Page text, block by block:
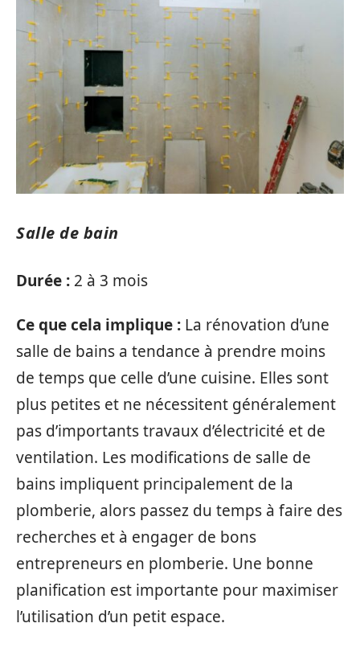
Salle de bain
Durée : 2 à 3 mois
Ce que cela implique : La rénovation d’une
salle de bains a tendance à prendre moins
de temps que celle d’une cuisine. Elles sont
plus petites et ne nécessitent généralement
pas d’importants travaux d’électricité et de
ventilation. Les modifications de salle de
bains impliquent principalement de la
plomberie, alors passez du temps à faire des
recherches et à engager de bons
entrepreneurs en plomberie. Une bonne
planification est importante pour maximiser
l’utilisation d’un petit espace.